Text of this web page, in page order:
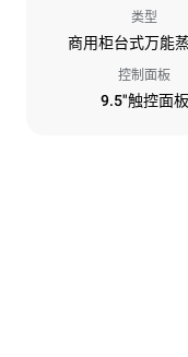
类型
商用柜台式万能
控制面板
9.5"触控面板